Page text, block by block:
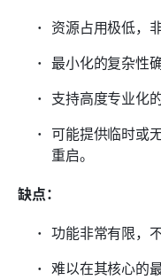
资源占用极低，
最小化的复杂性
支持高度专业化
可能提供临时或
重启。
缺点：
功能非常有限，
难以在其核心的